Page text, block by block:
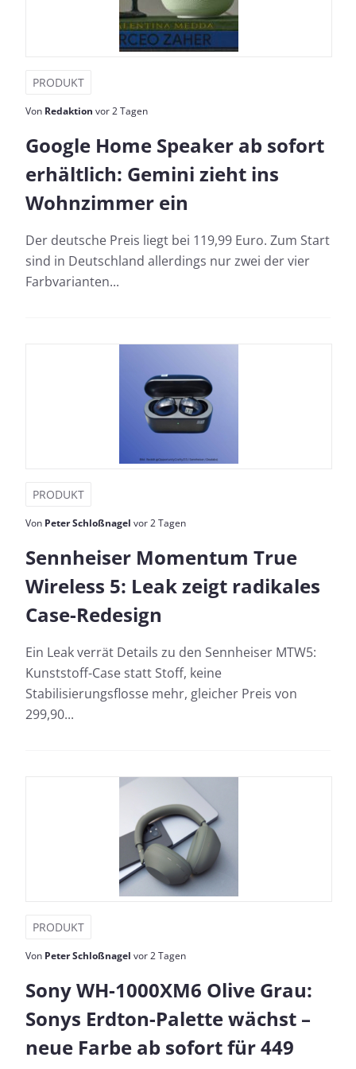
PRODUKT
Von Redaktion vor 2 Tagen
Google Home Speaker ab sofort
erhältlich: Gemini zieht ins
Wohnzimmer ein
Der deutsche Preis liegt bei 119,99 Euro. Zum Start
sind in Deutschland allerdings nur zwei der vier
Farbvarianten...
PRODUKT
Von Peter Schloßnagel vor 2 Tagen
Sennheiser Momentum True
Wireless 5: Leak zeigt radikales
Case-Redesign
Ein Leak verrät Details zu den Sennheiser MTW5:
Kunststoff-Case statt Stoff, keine
Stabilisierungsflosse mehr, gleicher Preis von
299,90...
PRODUKT
Von Peter Schloßnagel vor 2 Tagen
Sony WH-1000XM6 Olive Grau:
Sonys Erdton-Palette wächst –
neue Farbe ab sofort für 449